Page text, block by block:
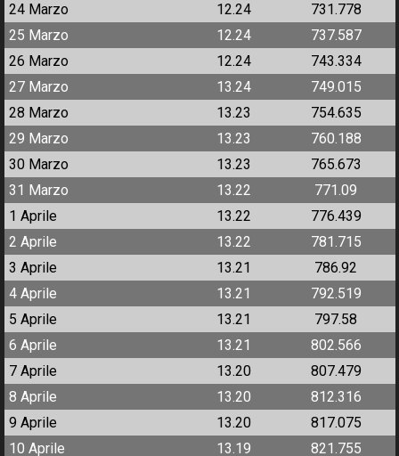
24 Marzo
12.24
731.778
25 Marzo
12.24
737.587
26 Marzo
12.24
743.334
27 Marzo
13.24
749.015
28 Marzo
13.23
754.635
29 Marzo
13.23
760.188
30 Marzo
13.23
765.673
31 Marzo
13.22
771.09
1 Aprile
13.22
776.439
2 Aprile
13.22
781.715
3 Aprile
13.21
786.92
4 Aprile
13.21
792.519
5 Aprile
13.21
797.58
6 Aprile
13.21
802.566
7 Aprile
13.20
807.479
8 Aprile
13.20
812.316
9 Aprile
13.20
817.075
10 Aprile
13.19
821.755